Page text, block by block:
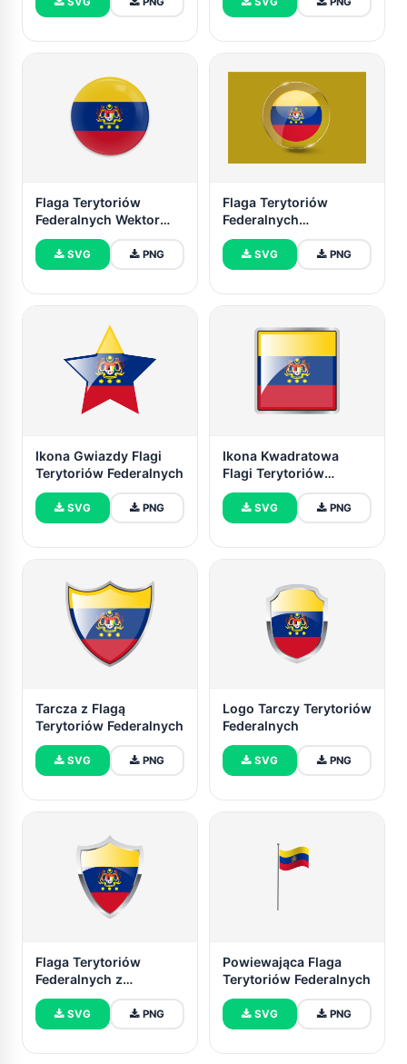
Flaga Terytoriów
Federalnych Wektor
Sztuka
SVG PNG
Flaga Terytoriów
Federalnych
Błyszczący Okrągły
Przycisk
SVG PNG
Ikona Gwiazdy Flagi
Terytoriów Federalnych
SVG PNG
Ikona Kwadratowa
Flagi Terytoriów
Federalnych
SVG PNG
Tarcza z Flagą
Terytoriów Federalnych
SVG PNG
Logo Tarczy Terytoriów
Federalnych
SVG PNG
Flaga Terytoriów
Federalnych z
Średniowieczną Tarcza
Grzejną
SVG PNG
Powiewająca Flaga
Terytoriów Federalnych
SVG PNG